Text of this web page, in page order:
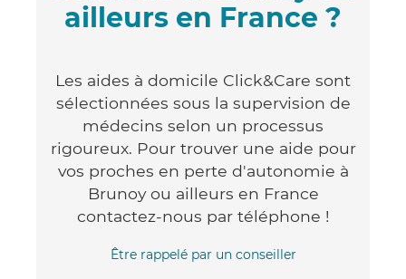
ailleurs en France ?
Les aides à domicile Click&Care sont
sélectionnées sous la supervision de
médecins selon un processus
rigoureux. Pour trouver une aide pour
vos proches en perte d'autonomie à
Brunoy ou ailleurs en France
contactez-nous par téléphone !
Être rappelé par un conseiller